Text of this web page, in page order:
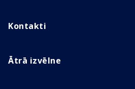
Kontakti
Ātrā izvēlne